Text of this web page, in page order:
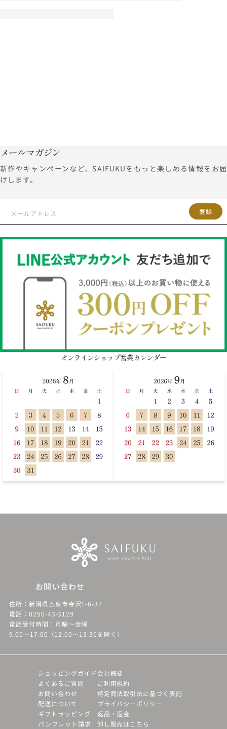
メールマガジン
新作やキャンペーンなど、SAIFUKUをもっと楽しめる情報をお届
けします。
登録
オンラインショップ営業カレンダー
お問い合わせ
住所：新潟県五泉市寺沢1-6-37
電話：0250-43-3129
電話受付時間：月曜～金曜
9:00～17:00（12:00～13:30を除く）
ショッピングガイド
よくあるご質問
お問い合わせ
配送について
ギフトラッピング
パンフレット請求
会社概要
ご利用規約
特定商法取引法に基づく表記
プライバシーポリシー
返品・返金
卸し販売はこちら